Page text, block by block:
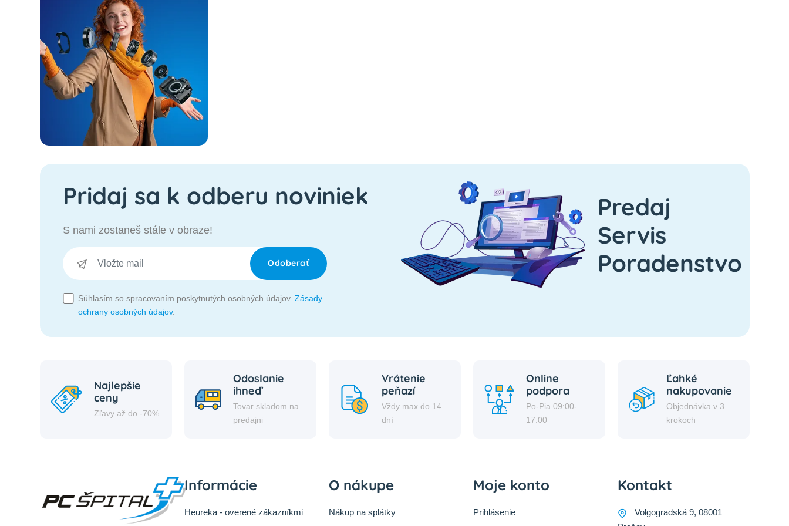
Pridaj sa k odberu noviniek
S nami zostaneš stále v obraze!
Odoberať
Súhlasím so spracovaním poskytnutých osobných údajov. Zásady
ochrany osobných údajov.
Predaj
Servis
Poradenstvo
Najlepšie
ceny
Zľavy až do -70%
Odoslanie
ihneď
Tovar skladom na
predajni
Vrátenie
peňazí
Vždy max do 14
dní
Online
podpora
Po-Pia 09:00-
17:00
Ľahké
nakupovanie
Objednávka v 3
krokoch
Informácie
Heureka - overené zákazníkmi
O nákupe
Nákup na splátky
Moje konto
Prihlásenie
Kontakt
Volgogradská 9, 08001